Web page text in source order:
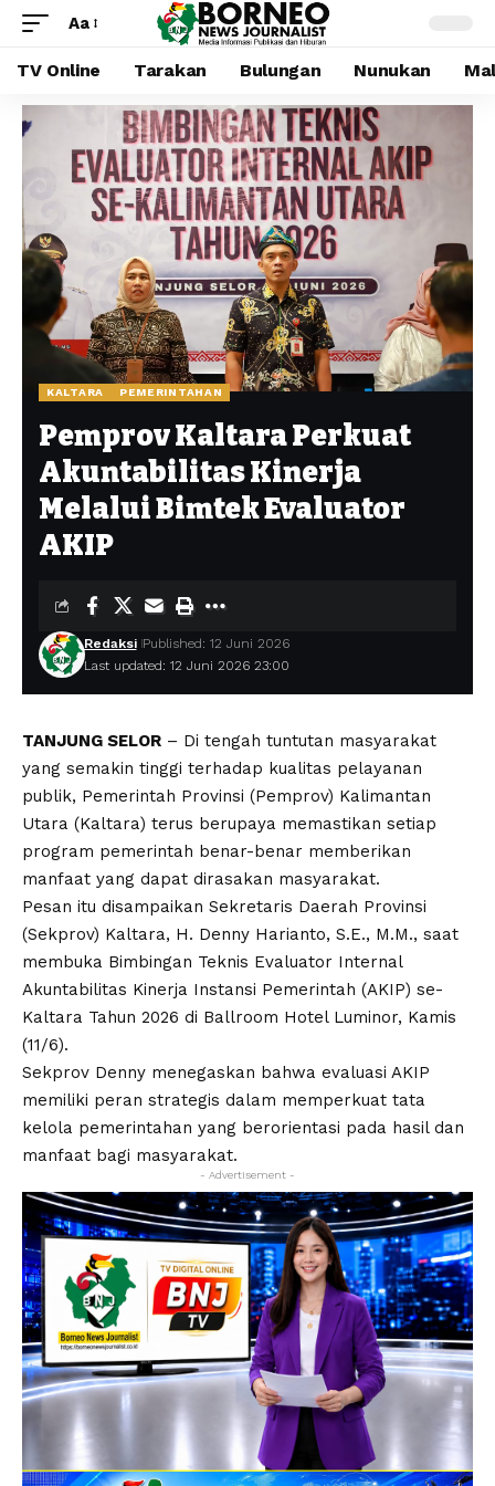
Aa
TV Online Tarakan Bulungan Nunukan
KALTARA PEMERINTAHAN
Pemprov Kaltara Perkuat
Akuntabilitas Kinerja
Melalui Bimtek Evaluator
AKIP
Last updated: 12 Juni 2026 23:00
Redaksi Published: 12 Juni 2026
TANJUNG SELOR – Di tengah tuntutan masyarakat
yang semakin tinggi terhadap kualitas pelayanan
publik, Pemerintah Provinsi (Pemprov) Kalimantan
Utara (Kaltara) terus berupaya memastikan setiap
program pemerintah benar-benar memberikan
manfaat yang dapat dirasakan masyarakat.
Pesan itu disampaikan Sekretaris Daerah Provinsi
(Sekprov) Kaltara, H. Denny Harianto, S.E., M.M., saat
membuka Bimbingan Teknis Evaluator Internal
Akuntabilitas Kinerja Instansi Pemerintah (AKIP) se-
Kaltara Tahun 2026 di Ballroom Hotel Luminor, Kamis
(11/6).
Sekprov Denny menegaskan bahwa evaluasi AKIP
memiliki peran strategis dalam memperkuat tata
kelola pemerintahan yang berorientasi pada hasil dan
manfaat bagi masyarakat.
- Advertisement -